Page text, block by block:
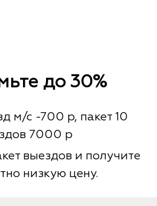
до 30%
м/с -700 р, пакет 10
7000 р
выездов и получите
низкую цену.